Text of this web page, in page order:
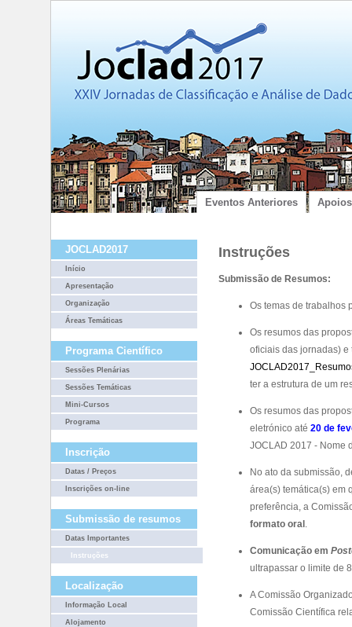
Eventos Anteriores Apoios
JOCLAD2017
Início
Apresentação
Organização
Áreas Temáticas
Programa Científico
Sessões Plenárias
Sessões Temáticas
Mini-Cursos
Programa
Inscrição
Datas / Preços
Inscrições on-line
Submissão de resumos
Datas Importantes
Instruções
Localização
Informação Local
Alojamento
Instruções
Submissão de Resumos:
Os temas de trabalhos
Os resumos das
oficiais das jornadas)
ter a estrutura de um
Os resumos das
eletrónico até 20 de
JOCLAD 2017 - Nome
No ato da submissão,
área(s) temática(s) em
preferência, a
formato oral .
Comunicação em
ultrapassar o limite de
A Comissão
Comissão Científica